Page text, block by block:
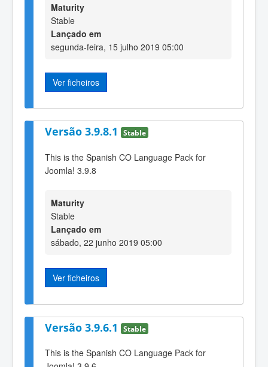
Maturity
Stable
Lançado em
segunda-feira, 15 julho 2019 05:00
Ver ficheiros
Versão 3.9.8.1 Stable
This is the Spanish CO Language Pack for
Joomla! 3.9.8
Maturity
Stable
Lançado em
sábado, 22 junho 2019 05:00
Ver ficheiros
Versão 3.9.6.1 Stable
This is the Spanish CO Language Pack for